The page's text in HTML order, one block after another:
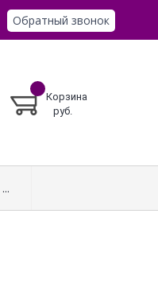
Обратный звонок
Корзина
руб.
...